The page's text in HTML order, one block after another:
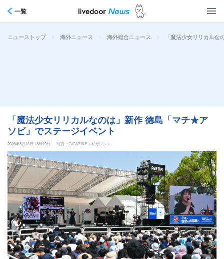
一覧
ニューストップ > 海外ニュース > 海外総合ニュース > 「魔法少女リリカル
「魔法少女リリカルなのは」新作 徳島「マチ★ア
ソビ」でステージイベント
2026年5月16日 13時19分 写真：GIGAZINE（ギガジン）